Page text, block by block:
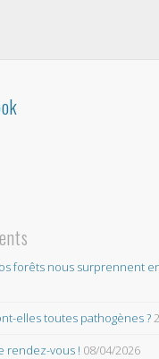
forêts nous surprennent
elles toutes pathogènes ?
rendez-vous ! 08/04/2026